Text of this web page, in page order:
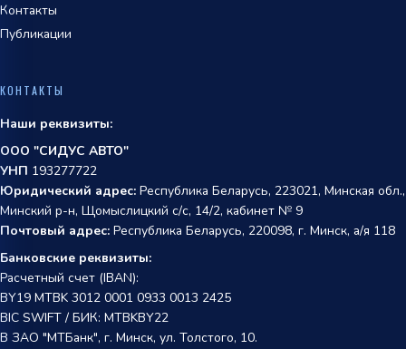
Контакты
Публикации
КОНТАКТЫ
Наши реквизиты:
ООО "СИДУС АВТО"
УНП 193277722
Юридический адрес: Республика Беларусь, 223021, Минская обл.,
Минский р-н, Щомыслицкий с/с, 14/2, кабинет № 9
Почтовый адрес: Республика Беларусь, 220098, г. Минск, а/я 118
Банковские реквизиты:
Расчетный счет (IBAN):
BY19 MTBK 3012 0001 0933 0013 2425
BIC SWIFT / БИК: MTBKBY22
В ЗАО "МТБанк", г. Минск, ул. Толстого, 10.